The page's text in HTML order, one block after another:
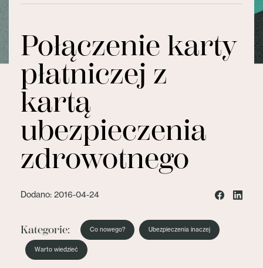
Połączenie karty
płatniczej z
kartą
ubezpieczenia
zdrowotnego
Dodano: 2016-04-24
Kategorie: Co nowego? Ubezpieczenia inaczej
Warto wiedzieć